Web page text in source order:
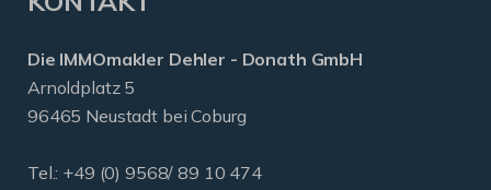
Die IMMOmakler Dehler - Donath GmbH
Arnoldplatz 5
96465 Neustadt bei Coburg
Tel.: +49 (0) 9568/ 89 10 474